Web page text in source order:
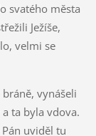
svatého města
Ježíše,
velmi se
vynášeli
ta byla vdova.
uviděl tu